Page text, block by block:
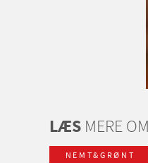
LÆSMERE OM
NEMT&GRØNT